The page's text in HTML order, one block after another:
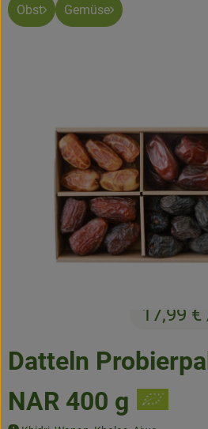
Bio-Kochkisten
Frisches
Angebote & Neues
Naturwaren
Vorratskammer
Jobkiste
Obst Gemüse
Datteln
NAR 400 g
17,99 €